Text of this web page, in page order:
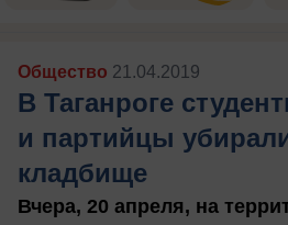
Общество 21.04.2019
В Таганроге
и партийцы
кладбище
Вчера, 20 апреля, на